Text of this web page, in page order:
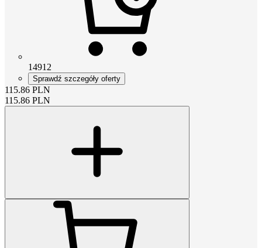
14912
Sprawdź szczegóły oferty
115.86 PLN
115.86 PLN